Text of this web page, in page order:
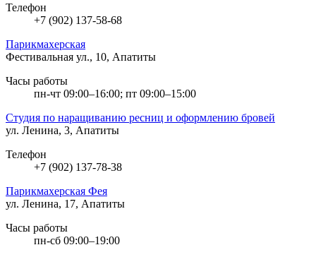
Телефон
+7 (902) 137-58-68
Парикмахерская
Фестивальная ул., 10, Апатиты
Часы работы
пн-чт 09:00–16:00; пт 09:00–15:00
Студия по наращиванию ресниц и оформлению бровей
ул. Ленина, 3, Апатиты
Телефон
+7 (902) 137-78-38
Парикмахерская Фея
ул. Ленина, 17, Апатиты
Часы работы
пн-сб 09:00–19:00